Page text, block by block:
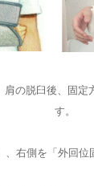
肩の脱臼後、固
す。
右側を「外回位